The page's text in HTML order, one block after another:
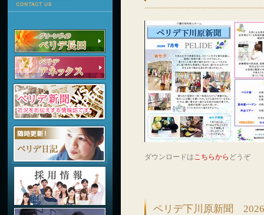
ダウンロードはこちらから どうぞ
ペリデ下川原新聞